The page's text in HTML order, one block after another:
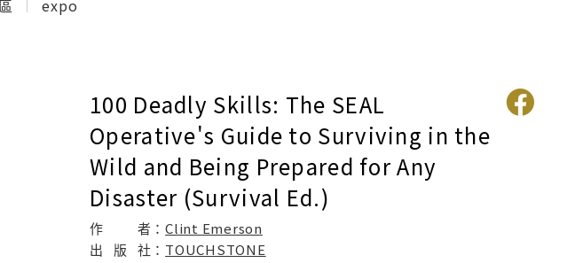
expo
100 Deadly Skills: The SEAL
Operative's Guide to Surviving in the
Wild and Being Prepared for Any
Disaster (Survival Ed.)
作 者：Clint Emerson
出
版 社： TOUCHSTONE